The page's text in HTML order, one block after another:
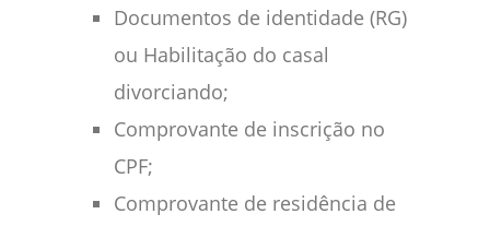
Documentos de identidade (RG)
ou Habilitação do casal
divorciando;
Comprovante de inscrição no
CPF;
Comprovante de residência de